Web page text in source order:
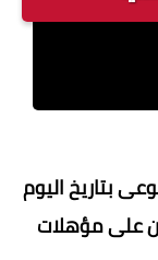
بتاريخ اليوم
على مؤهلات